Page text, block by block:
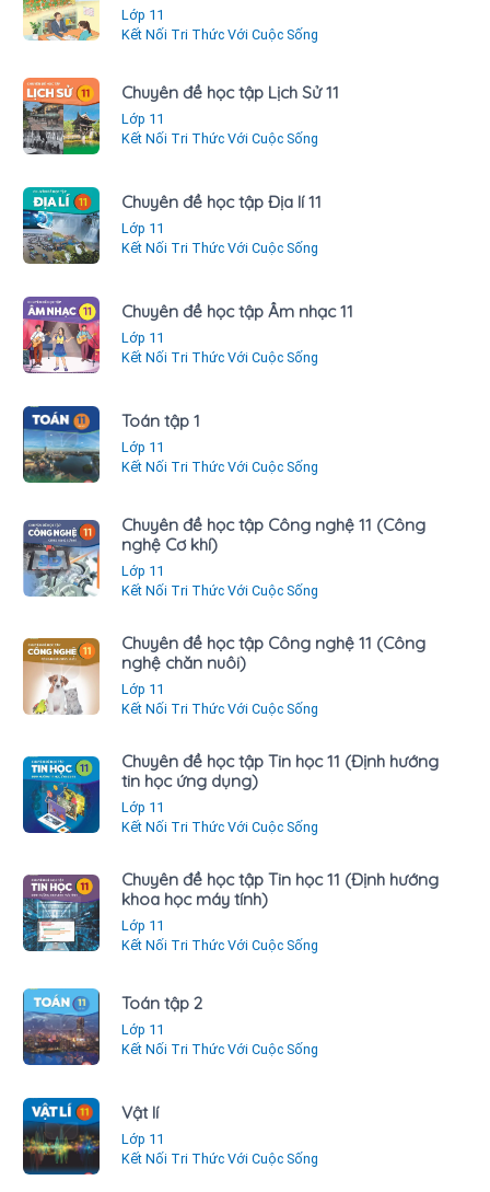
Lớp 11
Kết Nối Tri Thức Với Cuộc Sống
Chuyên đề học tập Lịch Sử 11
Lớp 11
Kết Nối Tri Thức Với Cuộc Sống
Chuyên đề học tập Địa lí 11
Lớp 11
Kết Nối Tri Thức Với Cuộc Sống
Chuyên đề học tập Âm nhạc 11
Lớp 11
Kết Nối Tri Thức Với Cuộc Sống
Toán tập 1
Lớp 11
Kết Nối Tri Thức Với Cuộc Sống
Chuyên đề học tập Công nghệ 11 (Công
nghệ Cơ khí)
Lớp 11
Kết Nối Tri Thức Với Cuộc Sống
Chuyên đề học tập Công nghệ 11 (Công
nghệ chăn nuôi)
Lớp 11
Kết Nối Tri Thức Với Cuộc Sống
Chuyên đề học tập Tin học 11 (Định hướng
tin học ứng dụng)
Lớp 11
Kết Nối Tri Thức Với Cuộc Sống
Chuyên đề học tập Tin học 11 (Định hướng
khoa học máy tính)
Lớp 11
Kết Nối Tri Thức Với Cuộc Sống
Toán tập 2
Lớp 11
Kết Nối Tri Thức Với Cuộc Sống
Vật lí
Lớp 11
Kết Nối Tri Thức Với Cuộc Sống